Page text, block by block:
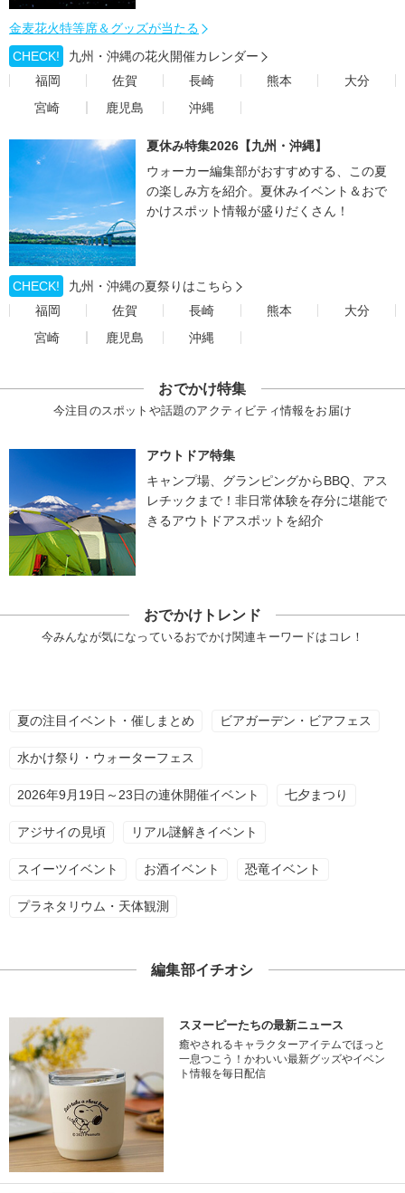
金麦花火特等席＆グッズが当たる
CHECK!
九州・沖縄の花火開催カレンダー
福岡
佐賀 長崎 熊本
大分
宮崎
鹿児島 沖縄
夏休み特集2026【九州・沖縄】
ウォーカー編集部がおすすめする、この夏
の楽しみ方を紹介。夏休みイベント＆おで
かけスポット情報が盛りだくさん！
CHECK!
九州・沖縄の夏祭りはこちら
福岡
佐賀 長崎 熊本
大分
宮崎
鹿児島 沖縄
おでかけ特集
今注目のスポットや話題のアクティビティ情報をお届け
アウトドア特集
キャンプ場、グランピングからBBQ、アス
レチックまで！非日常体験を存分に堪能で
きるアウトドアスポットを紹介
おでかけトレンド
今みんなが気になっているおでかけ関連キーワードはコレ！
夏の注目イベント・催しまとめ ビアガーデン・ビアフェス
水かけ祭り・ウォーターフェス
2026年9月19日～23日の連休開催イベント 七夕まつり
アジサイの見頃 リアル謎解きイベント
スイーツイベント お酒イベント 恐竜イベント
プラネタリウム・天体観測
編集部イチオシ
スヌーピーたちの最新ニュース
癒やされるキャラクターアイテムでほっと
一息つこう！かわいい最新グッズやイベン
ト情報を毎日配信